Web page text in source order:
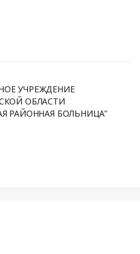
УЧРЕЖДЕНИЕ
ОБЛАСТИ
РАЙОННАЯ БОЛЬНИЦА"